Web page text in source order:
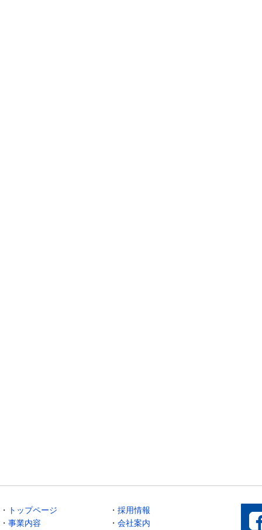
・ トップページ
・ 事業内容
・ 採用情報
・ 会社案内